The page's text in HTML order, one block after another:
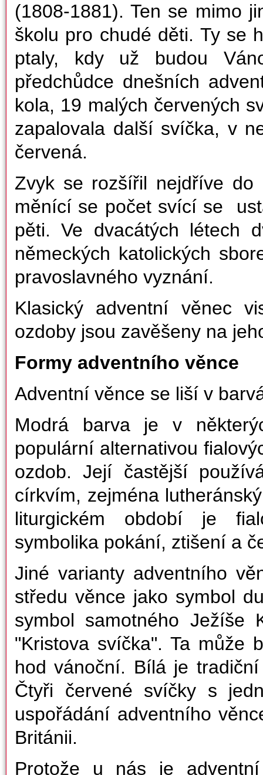
(1808-1881). Ten se mimo
školu pro chudé děti. Ty se
ptaly, kdy už budou
předchůdce dnešních
kola, 19 malých červených
zapalovala další svíčka, v
červená.
Zvyk se rozšířil nejdříve do
měnící se počet svící se
pěti. Ve dvacátých létech
německých katolických
pravoslavného vyznání.
Klasický adventní věnec
ozdoby jsou zavěšeny na
Formy adventního věnce
Adventní věnce se liší v
Modrá barva je v
populární alternativou
ozdob. Její častější
církvím, zejména
liturgickém období je
symbolika pokání, ztišení a
Jiné varianty adventního
středu věnce jako symbol
symbol samotného Ježíše
"Kristova svíčka". Ta může
hod vánoční. Bílá je
Čtyři červené svíčky s
uspořádání adventního
Británii.
Protože u nás je